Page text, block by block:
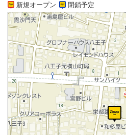
新規オープン 閉鎖予定